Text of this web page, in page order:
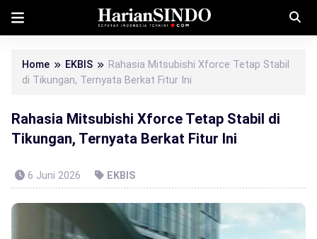
Home EKBIS
Rahasia Mitsubishi Xforce Tetap Stabil
di Tikungan, Ternyata Berkat Fitur Ini
Rahasia Mitsubishi Xforce Tetap Stabil di
Tikungan, Ternyata Berkat Fitur Ini
6 Juni 2026 EKBIS